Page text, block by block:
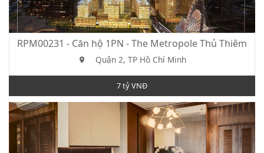
RPM00231 - Căn hộ 1PN - The Metropole Thủ Thiêm
Quận 2, TP Hồ Chí Minh
7 tỷ VNĐ